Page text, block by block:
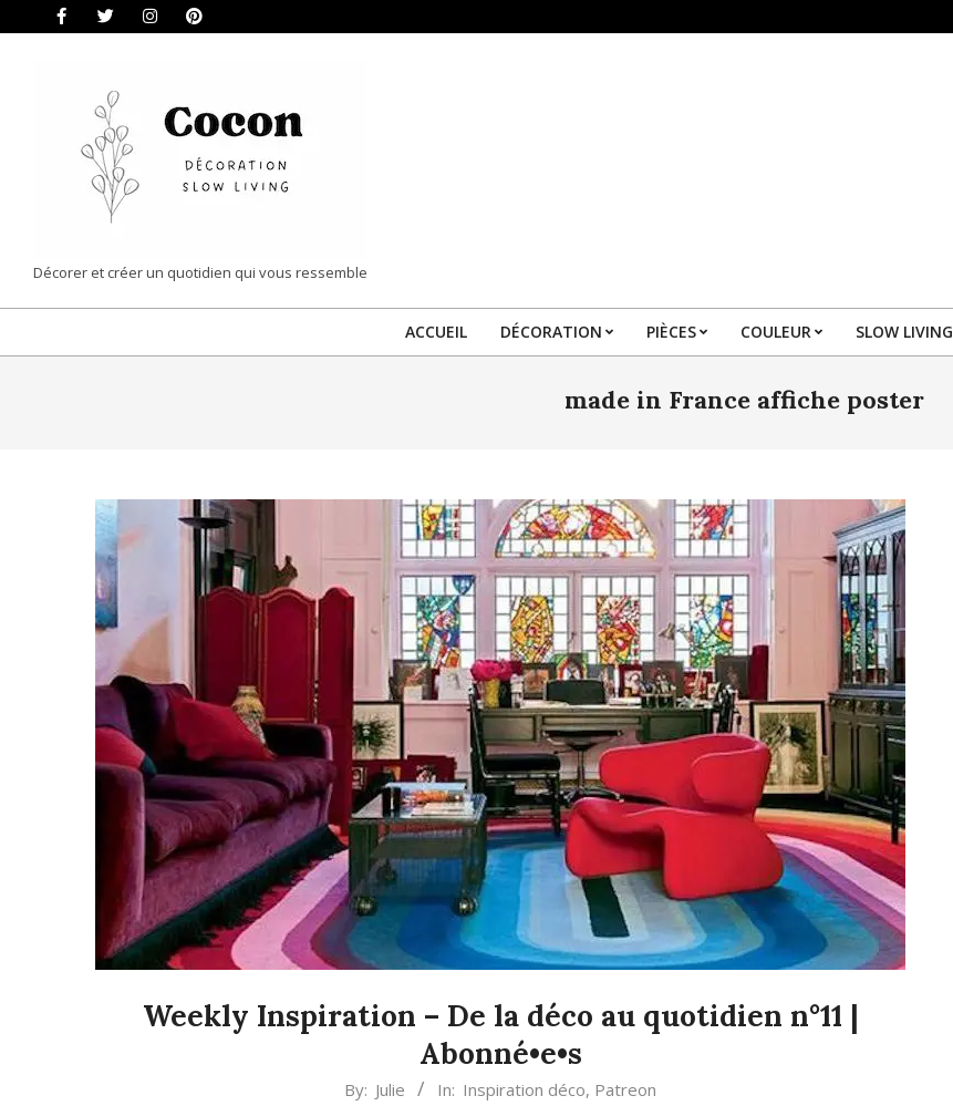
COCON
|
DÉCORATION
Décorer et créer un quotidien qui vous ressemble
Primary
Menu
ACCUEIL DÉCORATION PIÈCES COULEUR SLOW LIVING
made in France affiche poster
Weekly Inspiration – De la déco au quotidien n°11 |
Abonné•e•s
By: Julie In: Inspiration déco, Patreon